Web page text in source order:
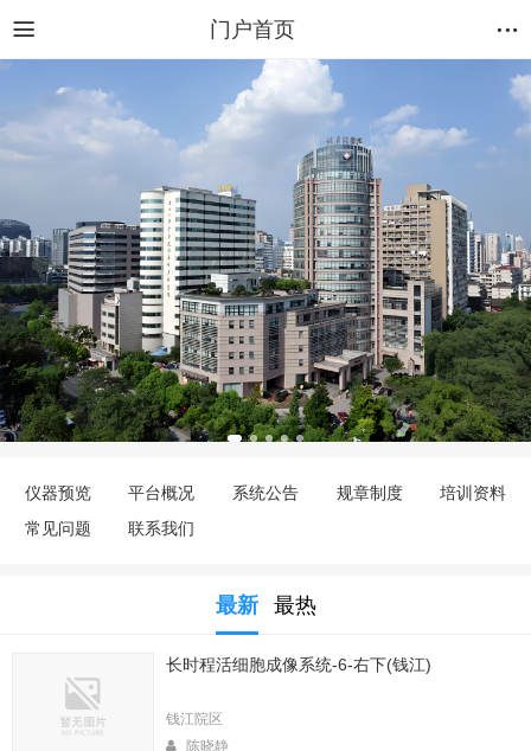
门户首页
仪器预览 平台概况 系统公告 规章制度
培训资料
常见问题
联系我们
最新 最热
长时程活细胞成像系统-6-右下(钱江)
钱江院区
陈晓静